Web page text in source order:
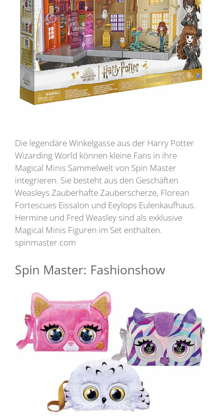
Die legendäre Winkelgasse aus der Harry Potter
Wizarding World können kleine Fans in ihre
Magical Minis Sammelwelt von Spin Master
integrieren. Sie besteht aus den Geschäften
Weasleys Zauberhafte Zauberscherze, Florean
Fortescues Eissalon und Eeylops Eulenkaufhaus.
Hermine und Fred Weasley sind als exklusive
Magical Minis Figuren im Set enthalten.
spinmaster.com
Spin Master: Fashionshow